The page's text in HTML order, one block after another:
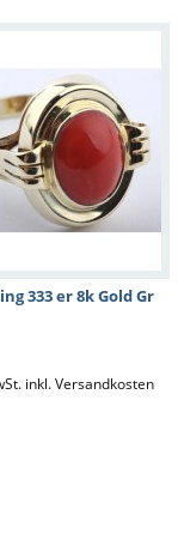
333 er 8k Gold Gr
inkl. Versandkosten